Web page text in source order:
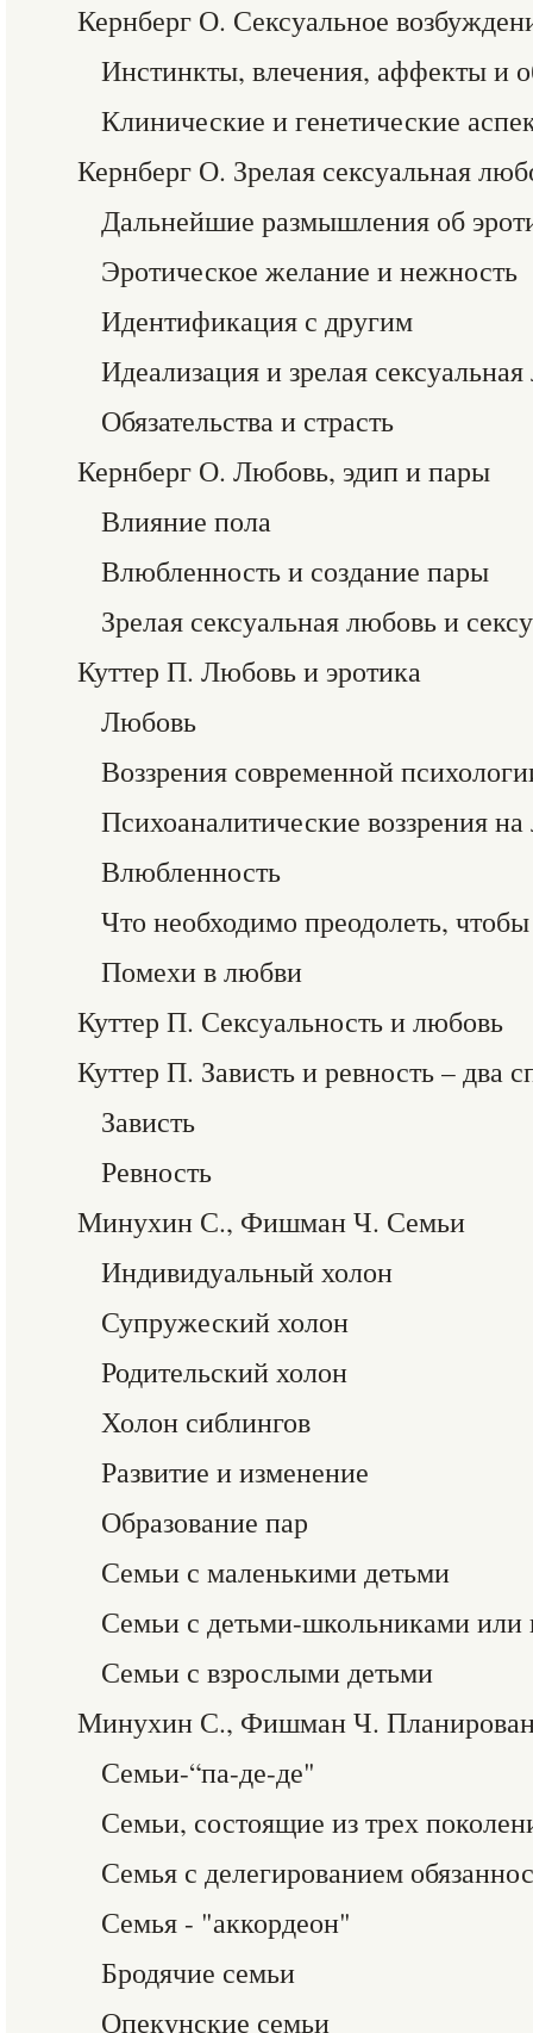
Кернберг О. Сексуальное
Инстинкты, влечения, аффекты и
Клинические и генетические
Кернберг О. Зрелая сексуальная
Дальнейшие размышления об
Эротическое желание и нежность
Идентификация с другим
Идеализация и зрелая
Обязательства и страсть
Кернберг О. Любовь, эдип и пары
Влияние пола
Влюбленность и создание пары
Зрелая сексуальная любовь и
Куттер П. Любовь и эротика
Любовь
Воззрения современной
Психоаналитические воззрения
Влюбленность
Что необходимо преодолеть,
Помехи в любви
Куттер П. Сексуальность и любовь
Куттер П. Зависть и ревность – два
Зависть
Ревность
Минухин С., Фишман Ч. Семьи
Индивидуальный холон
Супружеский холон
Родительский холон
Холон сиблингов
Развитие и изменение
Образование пар
Семьи с маленькими детьми
Семьи с детьми-школьниками или
Семьи с взрослыми детьми
Минухин С., Фишман Ч.
Семьи-“па-де-де"
Семьи, состоящие из трех
Семья с делегированием
Семья - "аккордеон"
Бродячие семьи
Опекунские семьи